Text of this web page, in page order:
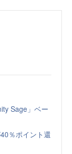
Sage」ベー
％ポイント還